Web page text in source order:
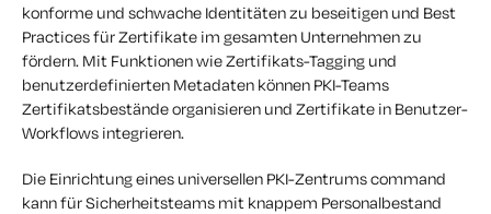
konforme und schwache Identitäten zu beseitigen und Best
Practices für Zertifikate im gesamten Unternehmen zu
fördern. Mit Funktionen wie Zertifikats-Tagging und
benutzerdefinierten Metadaten können PKI-Teams
Zertifikatsbestände organisieren und Zertifikate in Benutzer-
Workflows integrieren.
Die Einrichtung eines universellen PKI-Zentrums command
kann für Sicherheitsteams mit knappem Personalbestand